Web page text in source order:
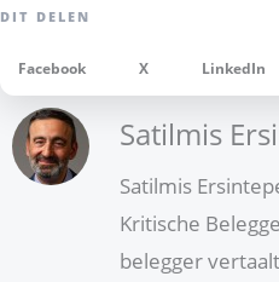
Facebook X LinkedIn
Satilmis
Satilmis
Kritische
belegger